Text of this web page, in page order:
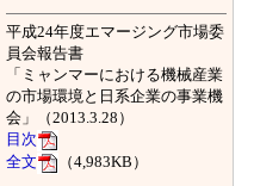
平成24年度エマージング市場委
員会報告書
「ミャンマーにおける機械産業
の市場環境と日系企業の事業機
会」（2013.3.28）
目次
全文
（4,983KB）